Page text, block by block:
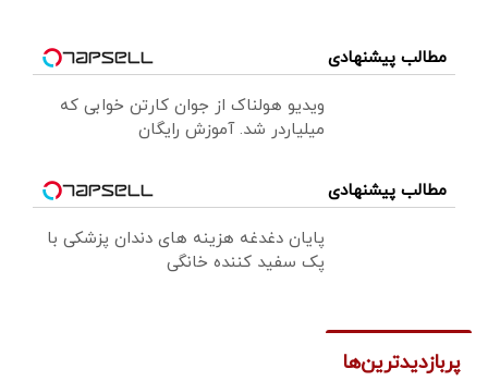
مطالب پیشنهادی
ویدیو هولناک از جوان کارتن خوابی که
میلیاردر شد. آموزش رایگان
مطالب پیشنهادی
پایان دغدغه هزینه های دندان پزشکی با
پک سفید کننده خانگی
پربازدیدترین‌ها